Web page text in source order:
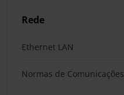
Rede
Ethernet LAN
Normas de Comunicações